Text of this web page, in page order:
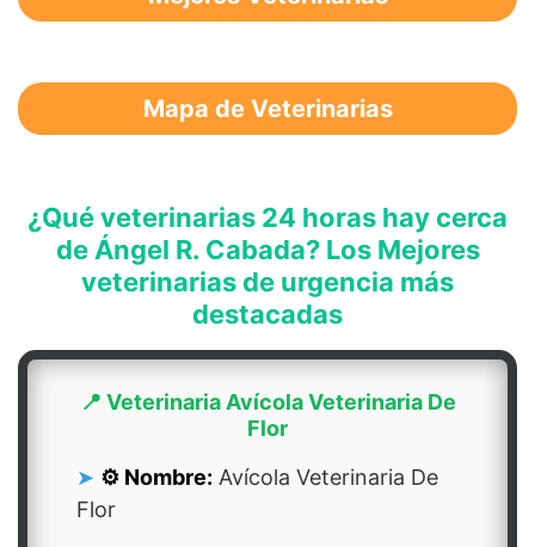
Mapa de Veterinarias
¿Qué veterinarias 24 horas hay cerca
de Ángel R. Cabada? Los Mejores
veterinarias de urgencia más
destacadas
📍 Veterinaria Avícola Veterinaria De
Flor
⚙️ Nombre: Avícola Veterinaria De
Flor